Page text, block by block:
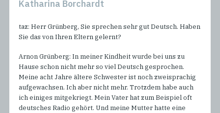
Katharina Borchardt
taz: Herr Grünberg, Sie sprechen sehr gut Deutsch. Haben
Sie das von Ihren Eltern gelernt?
Arnon Grünberg: In meiner Kindheit wurde bei uns zu
Hause schon nicht mehr so viel Deutsch gesprochen.
Meine acht Jahre ältere Schwester ist noch zweisprachig
aufgewachsen. Ich aber nicht mehr. Trotzdem habe auch
ich einiges mitgekriegt. Mein Vater hat zum Beispiel oft
deutsches Radio gehört. Und meine Mutter hatte eine